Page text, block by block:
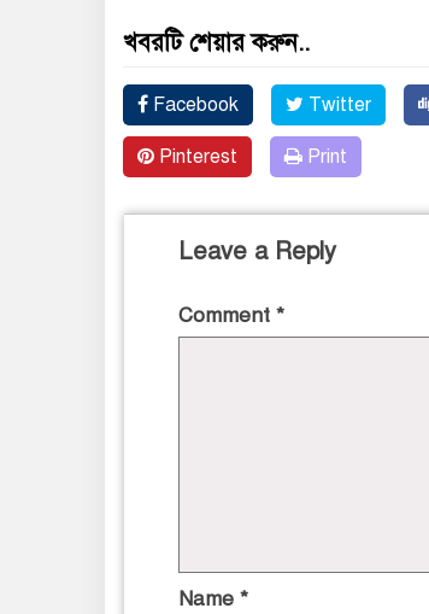
খবরটি শেয়ার করুন..
Facebook Twitter
Pinterest Print
Leave a Reply
Comment *
Name *